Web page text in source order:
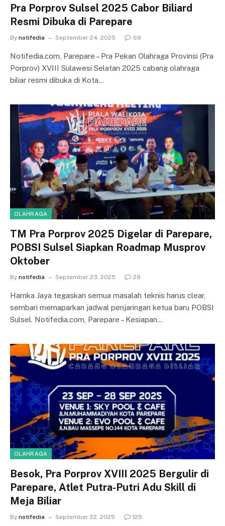
Pra Porprov Sulsel 2025 Cabor Biliard
Resmi Dibuka di Parepare
By notifedia September 24, 2025 69
Notifedia.com, Parepare – Pra Pekan Olahraga Provinsi (Pra
Porprov) XVIII Sulawesi Selatan 2025 cabang olahraga
biliar resmi dibuka di Kota…
OLAHRAGA
TM Pra Porprov 2025 Digelar di Parepare,
POBSI Sulsel Siapkan Roadmap Musprov
Oktober
By notifedia September 23, 2025 29
Hamka Jaya tegaskan semua masalah teknis harus clear,
sembari memaparkan jadwal penjaringan ketua baru POBSI
Sulsel. Notifedia.com, Parepare – Kesiapan…
OLAHRAGA
Besok, Pra Porprov XVIII 2025 Bergulir di
Parepare, Atlet Putra-Putri Adu Skill di
Meja Biliar
By notifedia September 22, 2025 125